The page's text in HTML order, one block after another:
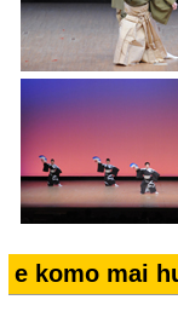
e komo mai